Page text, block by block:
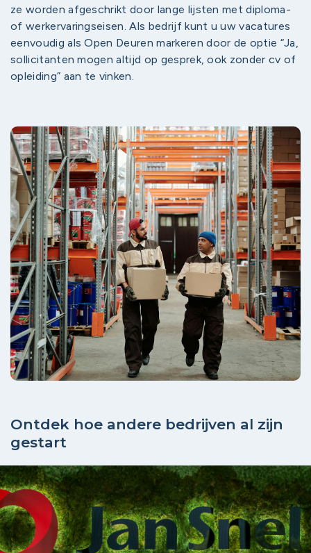
ze worden afgeschrikt door lange lijsten met diploma-
of werkervaringseisen. Als bedrijf kunt u uw vacatures
eenvoudig als Open Deuren markeren door de optie “Ja,
sollicitanten mogen altijd op gesprek, ook zonder cv of
opleiding” aan te vinken.
Ontdek hoe andere bedrijven al zijn
gestart